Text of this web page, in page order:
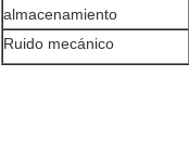
almacenamiento
Ruido mecánico